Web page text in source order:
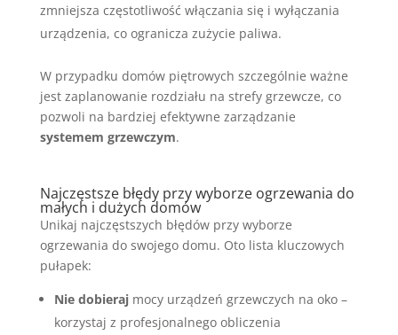
zmniejsza częstotliwość włączania się i wyłączania
urządzenia, co ogranicza zużycie paliwa.
W przypadku domów piętrowych szczególnie ważne
jest zaplanowanie rozdziału na strefy grzewcze, co
pozwoli na bardziej efektywne zarządzanie
systemem grzewczym.
Najczęstsze błędy przy wyborze ogrzewania do
małych i dużych domów
Unikaj najczęstszych błędów przy wyborze
ogrzewania do swojego domu. Oto lista kluczowych
pułapek:
Nie dobierajmocy urządzeń grzewczych na oko –
korzystaj z profesjonalnego obliczenia